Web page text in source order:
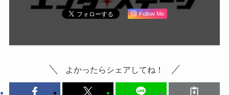
Follow Me
よかったらシェアしてね！